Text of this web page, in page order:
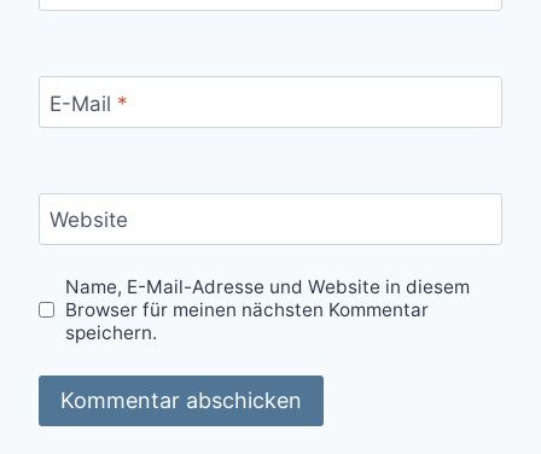
E-Mail *
Website
Name, E-Mail-Adresse und Website in diesem
Browser für meinen nächsten Kommentar
speichern.